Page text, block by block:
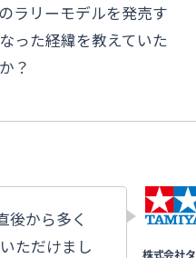
ラリーモデルを発売す
った経緯を教えていた
？
後から多く
ただけまし